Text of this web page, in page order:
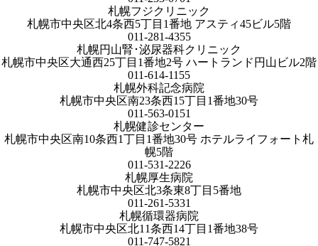
札幌フジクリニック
札幌市中央区北4条西5丁目1番地 アスティ45ビル5階
011-281-4355
札幌円山腎･泌尿器科クリニック
札幌市中央区大通西25丁目1番地2号 ハートランド円山ビル2階
011-614-1155
札幌外科記念病院
札幌市中央区南23条西15丁目1番地30号
011-563-0151
札幌健診センター
札幌市中央区南10条西1丁目1番地30号 ホテルライフォート札
幌5階
011-531-2226
札幌厚生病院
札幌市中央区北3条東8丁目5番地
011-261-5331
札幌循環器病院
札幌市中央区北11条西14丁目1番地38号
011-747-5821